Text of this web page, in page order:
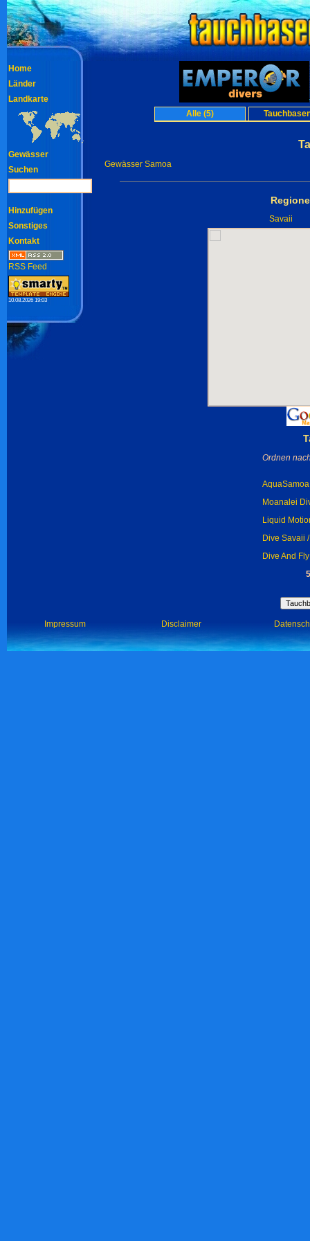
Alle (5)
Gewässer Samoa
Savaii
Ordnen
Moanalei
Liquid
Dive Savaii
Dive And
Home
Länder
Landkarte
Gewässer
Suchen
Hinzufügen
Sonstiges
Kontakt
RSS Feed
10.08.2026 19:03
Impressum Disclaimer